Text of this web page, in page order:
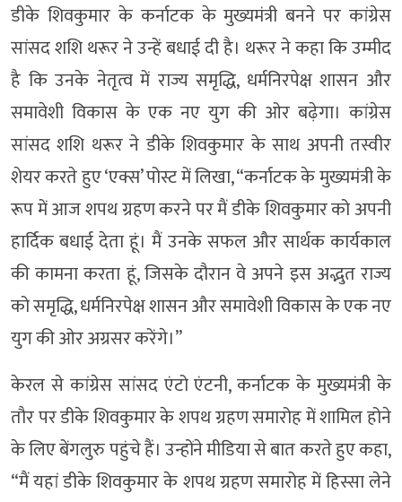
डीके शिवकुमार के कर्नाटक के मुख्यमंत्री बनने पर कांग्रेस
सांसद शशि थरूर ने उन्हें बधाई दी है। थरूर ने कहा कि उम्मीद
है कि उनके नेतृत्व में राज्य समृद्धि, धर्मनिरपेक्ष शासन और
समावेशी विकास के एक नए युग की ओर बढ़ेगा। कांग्रेस
सांसद शशि थरूर ने डीके शिवकुमार के साथ अपनी तस्वीर
शेयर करते हुए ‘एक्स’ पोस्ट में लिखा, “कर्नाटक के मुख्यमंत्री के
रूप में आज शपथ ग्रहण करने पर मैं डीके शिवकुमार को अपनी
हार्दिक बधाई देता हूं। मैं उनके सफल और सार्थक कार्यकाल
की कामना करता हूं, जिसके दौरान वे अपने इस अद्भुत राज्य
को समृद्धि, धर्मनिरपेक्ष शासन और समावेशी विकास के एक नए
युग की ओर अग्रसर करेंगे।”
केरल से कांग्रेस सांसद एंटो एंटनी, कर्नाटक के मुख्यमंत्री के
तौर पर डीके शिवकुमार के शपथ ग्रहण समारोह में शामिल होने
के लिए बेंगलुरु पहुंचे हैं। उन्होंने मीडिया से बात करते हुए कहा,
“मैं यहां डीके शिवकुमार के शपथ ग्रहण समारोह में हिस्सा लेने